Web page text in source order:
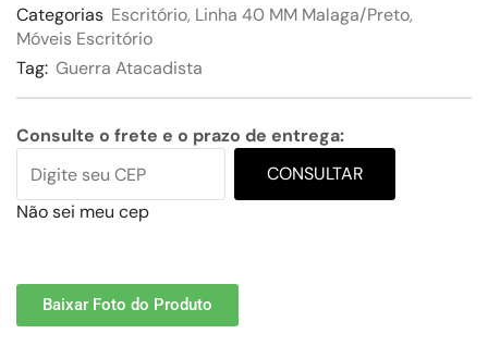
Categorias Escritório, Linha 40 MM Malaga/Preto,
Móveis Escritório
Tag: Guerra Atacadista
Consulte o frete e o prazo de entrega:
CONSULTAR
Não sei meu cep
Baixar Foto do Produto